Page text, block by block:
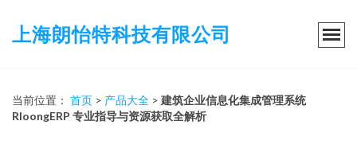
上海朗怡特科技有限公司
当前位置： 首页 > 产品大全 > 建筑企业信息化集成管理系统
RloongERP 专业指导与资源获取全解析